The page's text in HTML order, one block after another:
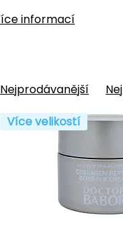
informací
Nejprodávanější
Více velikostí